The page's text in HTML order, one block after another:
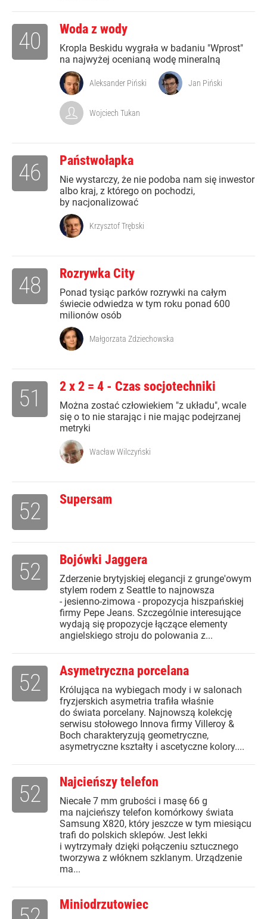
Woda z wody
Kropla Beskidu wygrała w badaniu "Wprost"
na najwyżej ocenianą wodę mineralną
40
Aleksander Piński Jan Piński
Wojciech Tukan
Państwołapka
Nie wystarczy, że nie podoba nam się inwestor
albo kraj, z którego on pochodzi,
by nacjonalizować
46
Krzysztof Trębski
Rozrywka City
Ponad tysiąc parków rozrywki na całym
świecie odwiedza w tym roku ponad 600
milionów osób
48
Małgorzata Zdziechowska
2 x 2 = 4 - Czas socjotechniki
Można zostać człowiekiem "z układu", wcale
się o to nie starając i nie mając podejrzanej
metryki
51
Wacław Wilczyński
Supersam
52
Bojówki Jaggera
Zderzenie brytyjskiej elegancji z grunge'owym
stylem rodem z Seattle to najnowsza
- jesienno-zimowa - propozycja hiszpańskiej
firmy Pepe Jeans. Szczególnie interesujące
wydają się propozycje łączące elementy
angielskiego stroju do polowania z...
52
Asymetryczna porcelana
Królująca na wybiegach mody i w salonach
fryzjerskich asymetria trafiła właśnie
do świata porcelany. Najnowszą kolekcję
serwisu stołowego Innova firmy Villeroy &
Boch charakteryzują geometryczne,
asymetryczne kształty i ascetyczne kolory....
52
Najcieńszy telefon
Niecałe 7 mm grubości i masę 66 g
ma najcieńszy telefon komórkowy świata
Samsung X820, który jeszcze w tym miesiącu
trafi do polskich sklepów. Jest lekki
i wytrzymały dzięki połączeniu sztucznego
tworzywa z włóknem szklanym. Urządzenie
ma...
52
Miniodrzutowiec